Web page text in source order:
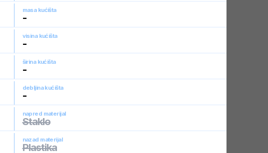
masa kućišta
-
visina kućišta
-
širina kućišta
-
debljina kućišta
-
napred materijal
Staklo
nazad materijal
Plastika